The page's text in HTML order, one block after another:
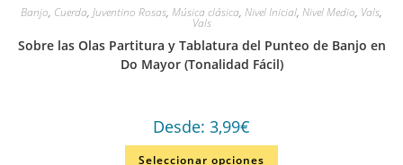
Banjo, Cuerda, Juventino Rosas, Música clásica, Nivel Inicial, Nivel Medio, Vals,
Vals
Sobre las Olas Partitura y Tablatura del Punteo de Banjo en
Do Mayor (Tonalidad Fácil)
Desde: 3,99€
Seleccionar opciones